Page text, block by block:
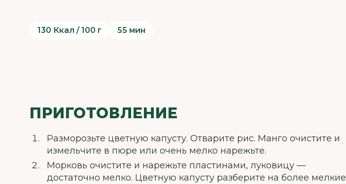
130 Ккал / 100 г 55 мин
ПРИГОТОВЛЕНИЕ
Разморозьте цветную капусту. Отварите рис. Манго очистите и
измельчите в пюре или очень мелко нарежьте.
Морковь очистите и нарежьте пластинами, луковицу —
достаточно мелко. Цветную капусту разберите на более мелкие